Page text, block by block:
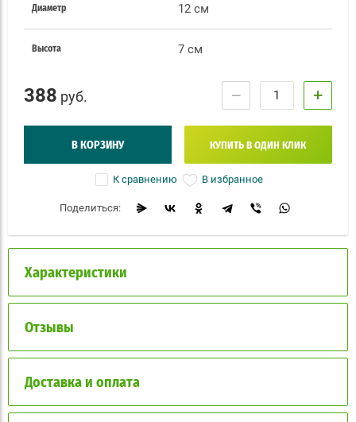
Диаметр 12 см
Высота 7 см
388 руб. − +
В КОРЗИНУ КУПИТЬ В ОДИН КЛИК
К сравнению В избранное
Поделиться:
Характеристики
Отзывы
Доставка и оплата